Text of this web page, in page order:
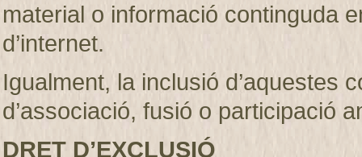
material o informació continguda
d’internet.
Igualment, la inclusió d’aquestes
d’associació, fusió o participació
DRET D’EXCLUSIÓ